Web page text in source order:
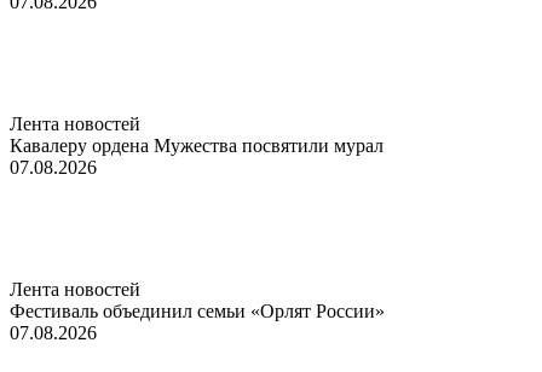
Лента новостей
Кавалеру ордена Мужества посвятили мурал
07.08.2026
Лента новостей
Фестиваль объединил семьи «Орлят России»
07.08.2026